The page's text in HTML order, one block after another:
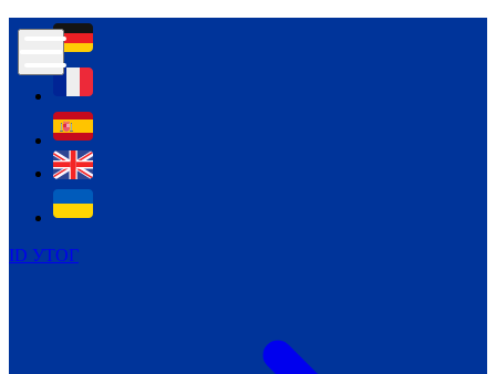
ID УТОГ
Контур психологічної безпеки глухих
Всеукраїнський пісенний